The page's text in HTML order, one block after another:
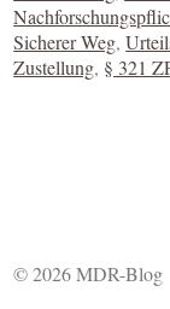
Sicherer Weg,
Zustellung, § 321
© 2026 MDR-Blog